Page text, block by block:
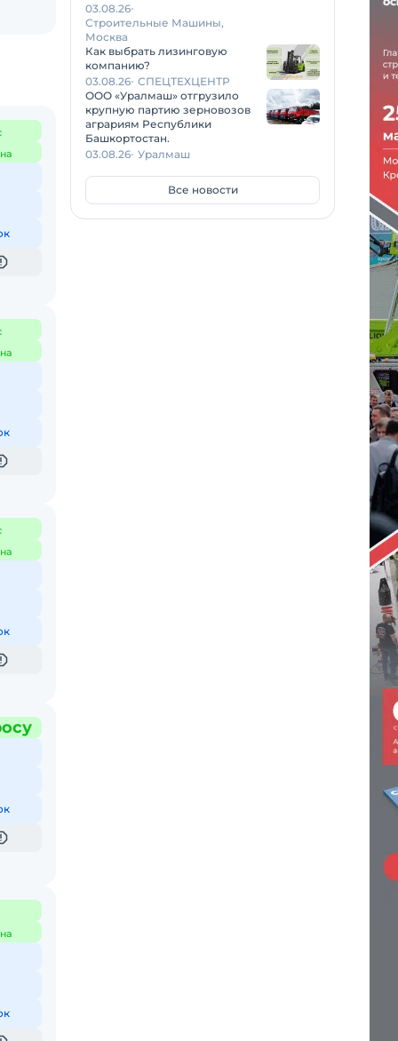
03.08.26
Строительные Машины,
Москва
Как выбрать лизинговую
компанию?
03.08.26 СПЕЦТЕХЦЕНТР
ООО «Уралмаш» отгрузило
крупную партию зерновозов
аграриям Республики
Башкортостан.
03.08.26 Уралмаш
Все новости